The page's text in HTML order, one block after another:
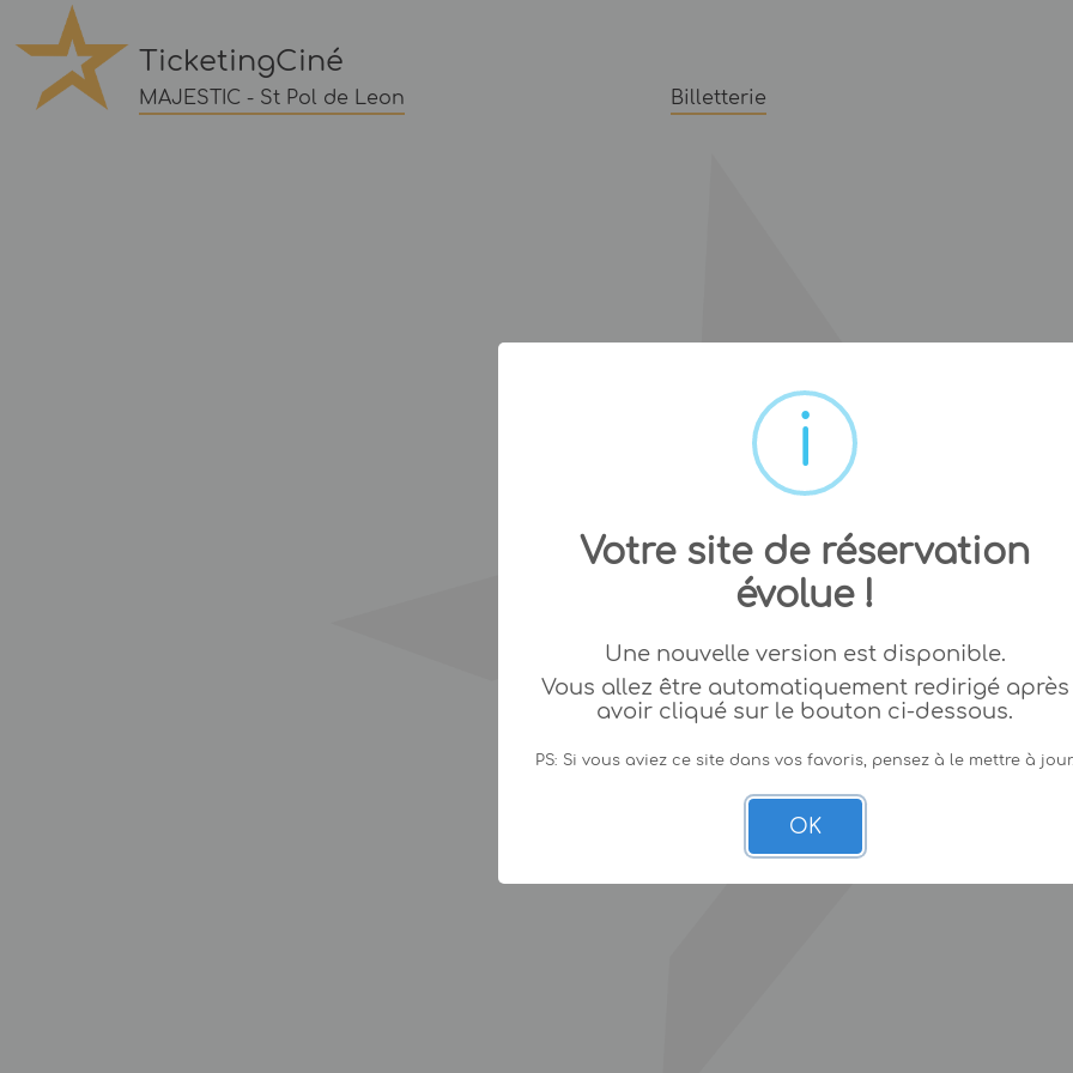
TicketingCiné
MAJESTIC - St Pol de Leon Billetterie
Votre site de réservation
évolue !
Une nouvelle version est disponible.
Vous allez être automatiquement redirigé après
avoir cliqué sur le bouton ci-dessous.
PS: Si vous aviez ce site dans vos favoris, pensez à le mettre à
OK